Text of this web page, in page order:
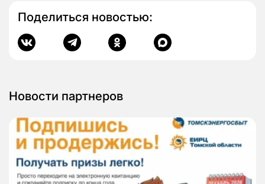
Поделиться новостью:
Новости партнеров